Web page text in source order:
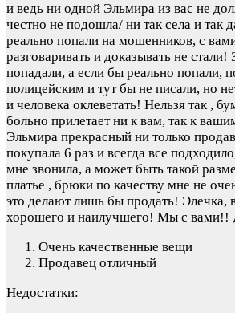
и ведь ни одной Эльмира из вас не
честно не подошла/ ни так села и так
реально попали на мошенников, с
разговаривать и доказывать не стали!
попадали, а если бы реально попали,
полицейским и тут бы не писали, но
и человека оклеветать! Нельзя так ,
больно прилетает ни к вам, так к
Эльмира прекрасный ни только
покупала 6 раз и всегда все
мне звонила, а может быть такой
платье , брюки по качеству мне не
это делают лишь бы продать! Элечка,
хорошего и наилучшего! Мы с вами!!
Очень качественные вещи
Продавец отличный
Недостатки: